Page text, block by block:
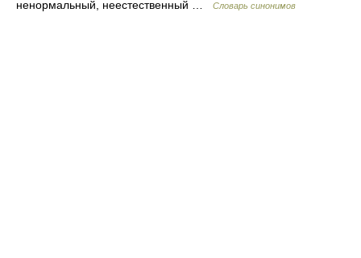
ненормальный, неестественный …
Словарь синонимов